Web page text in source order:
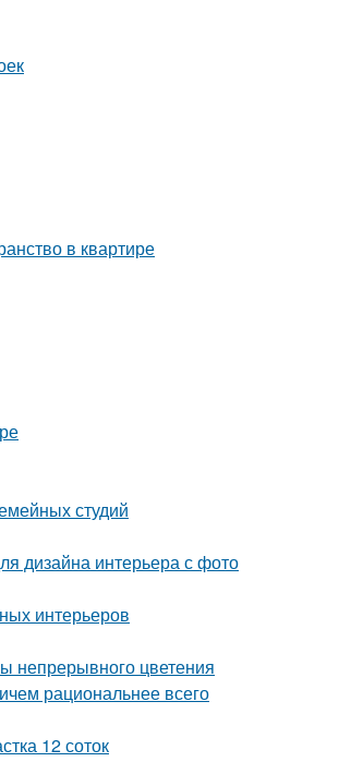
в квартире
студий
дизайна интерьера с фото
интерьеров
непрерывного цветения
рациональнее всего
12 соток